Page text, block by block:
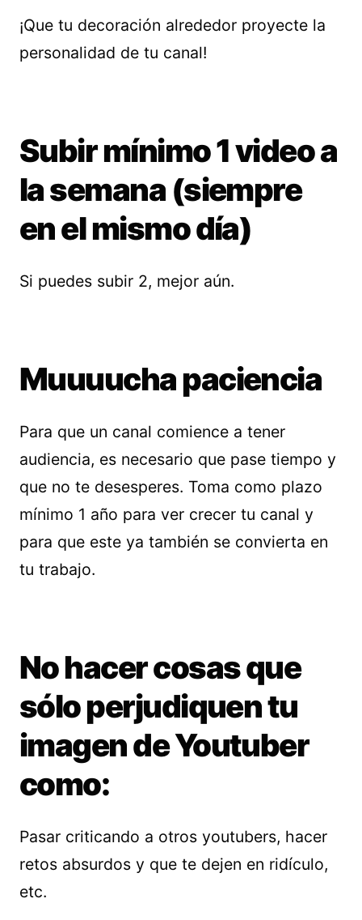
¡Que tu decoración alrededor proyecte la
personalidad de tu canal!
Subir mínimo 1 video a
la semana (siempre
en el mismo día)
Si puedes subir 2, mejor aún.
Muuuucha paciencia
Para que un canal comience a tener
audiencia, es necesario que pase tiempo y
que no te desesperes. Toma como plazo
mínimo 1 año para ver crecer tu canal y
para que este ya también se convierta en
tu trabajo.
No hacer cosas que
sólo perjudiquen tu
imagen de Youtuber
como:
Pasar criticando a otros youtubers, hacer
retos absurdos y que te dejen en ridículo,
etc.